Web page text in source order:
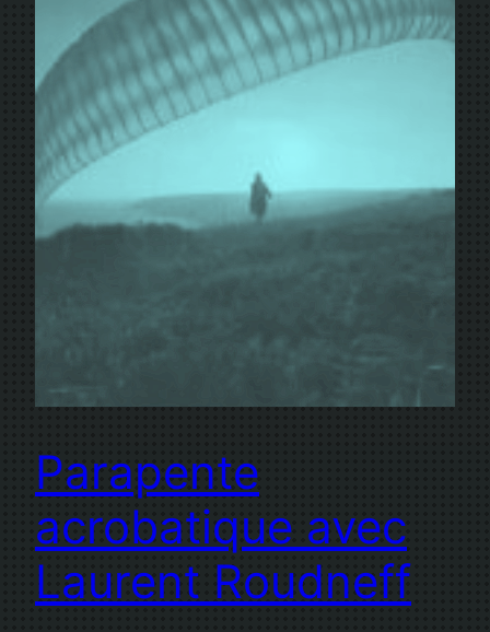
Parapente
acrobatique avec
Laurent Roudneff